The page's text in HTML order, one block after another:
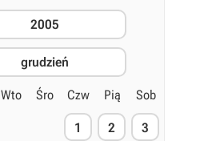
2005
grudzień
Wto Śro Czw Pią Sob
1 2 3